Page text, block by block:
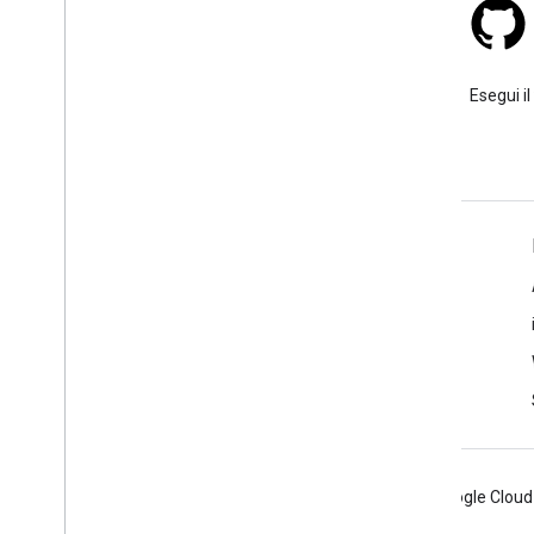
Esegui
Google